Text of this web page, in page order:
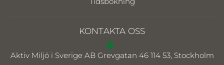
KONTAKTA OSS
Aktiv Miljö i Sverige AB Grevgatan 46 114 53, Stockholm